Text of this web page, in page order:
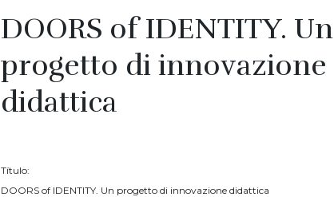
DOORS of IDENTITY. Un
progetto di innovazione
didattica
Título:
DOORS of IDENTITY. Un progetto di innovazione didattica